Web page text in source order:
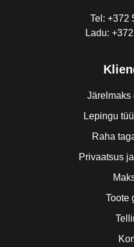
Tel: +372
Ladu:
Järelmaks
Lepingu
Raha
Privaatsus
Toote